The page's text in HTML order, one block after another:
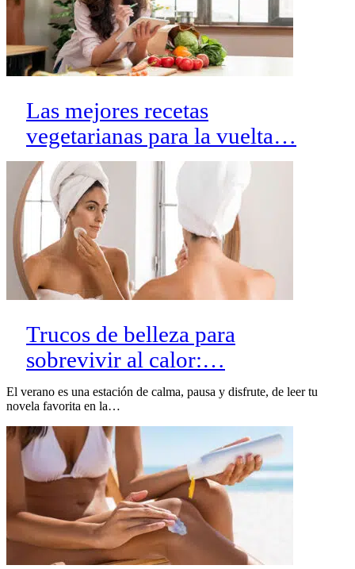
Las mejores recetas
vegetarianas para la vuelta…
Trucos de belleza para
sobrevivir al calor:…
El verano es una estación de calma, pausa y disfrute, de leer tu
novela favorita en la…